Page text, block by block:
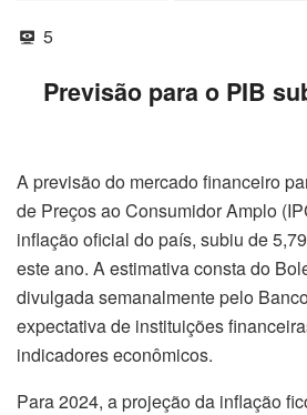
5
Previsão para o PIB
A previsão do mercado financeiro
de Preços ao Consumidor Amplo
inflação oficial do país, subiu de
este ano. A estimativa consta do
divulgada semanalmente pelo
expectativa de instituições
indicadores econômicos.
Para 2024, a projeção da inflação